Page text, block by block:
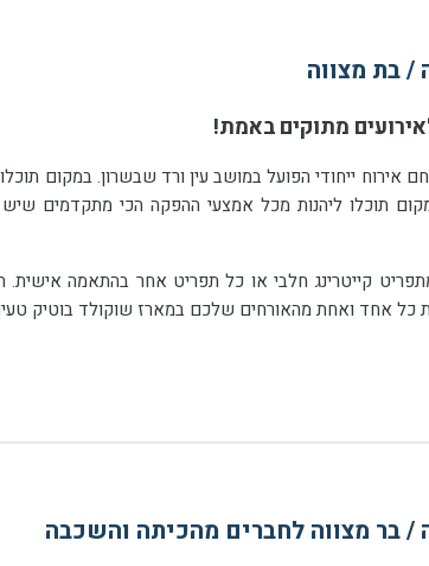
/ בת מצווה
מתוקים באמת!
/ בר מצווה לחברים מהכיתה והשכבה